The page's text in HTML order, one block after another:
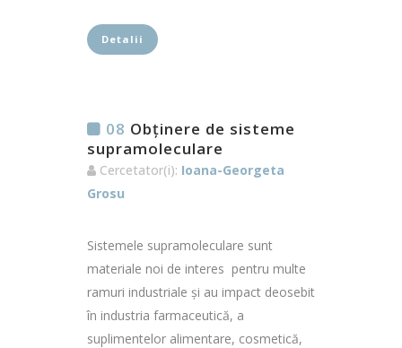
Detalii
08 Obținere de sisteme
supramoleculare
Cercetator(i): Ioana-Georgeta
Grosu
Sistemele supramoleculare sunt
materiale noi de interes pentru multe
ramuri industriale și au impact deosebit
în industria farmaceutică, a
suplimentelor alimentare, cosmetică,